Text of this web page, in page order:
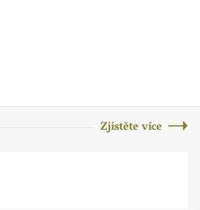
Zjistěte více